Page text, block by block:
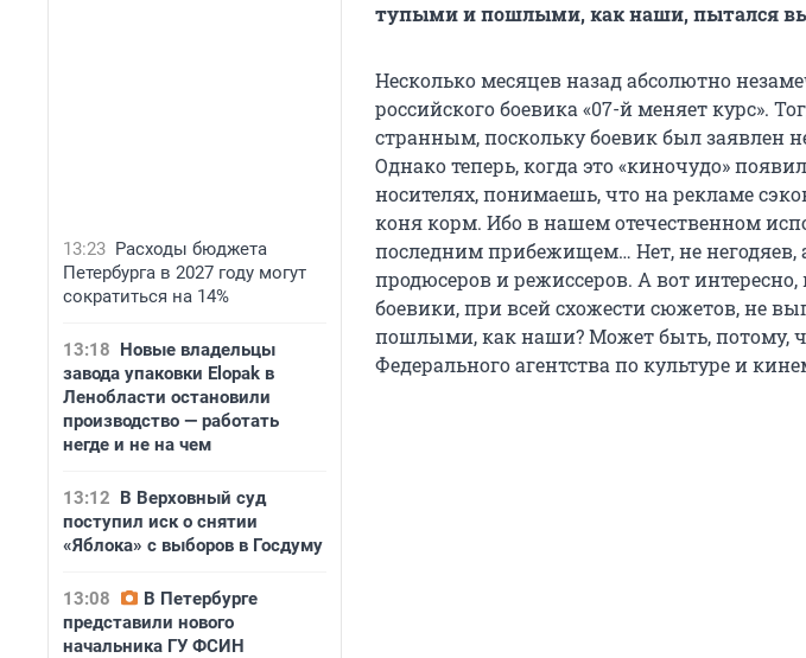
13:23 Расходы бюджета
Петербурга в 2027 году могут
сократиться на 14%
13:18 Новые владельцы
завода упаковки Elopak в
Ленобласти остановили
производство — работать
негде и не на чем
13:12 В Верховный суд
поступил иск о снятии
«Яблока» с выборов в Госдуму
13:08
В Петербурге
представили нового
начальника ГУ ФСИН
тупыми и пошлыми, как наши, пытался
Несколько месяцев назад абсолютно
российского боевика «07-й меняет курс».
странным, поскольку боевик был заявлен
Однако теперь, когда это «киночудо»
носителях, понимаешь, что на рекламе
коня корм. Ибо в нашем отечественном
последним прибежищем… Нет, не негодяев,
продюсеров и режиссеров. А вот
боевики, при всей схожести сюжетов, не
пошлыми, как наши? Может быть, потому,
Федерального агентства по культуре и